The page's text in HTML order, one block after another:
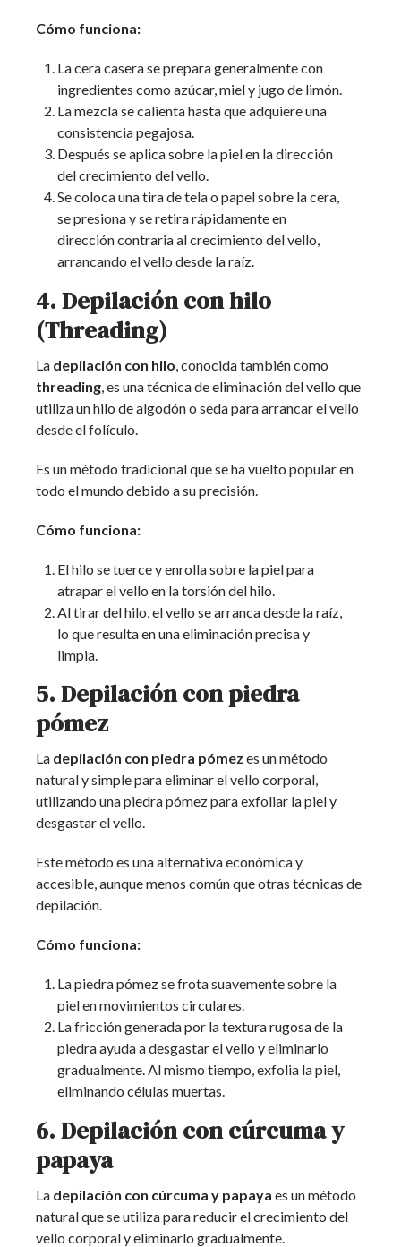
Cómo funciona:
La cera casera se prepara generalmente con
ingredientes como azúcar, miel y jugo de limón.
La mezcla se calienta hasta que adquiere una
consistencia pegajosa.
Después se aplica sobre la piel en la dirección
del crecimiento del vello.
Se coloca una tira de tela o papel sobre la cera,
se presiona y se retira rápidamente en
dirección contraria al crecimiento del vello,
arrancando el vello desde la raíz.
4. Depilación con hilo
(Threading)
La depilación con hilo , conocida también como
threading , es una técnica de eliminación del vello que
utiliza un hilo de algodón o seda para arrancar el vello
desde el folículo.
Es un método tradicional que se ha vuelto popular en
todo el mundo debido a su precisión.
Cómo funciona:
El hilo se tuerce y enrolla sobre la piel para
atrapar el vello en la torsión del hilo.
Al tirar del hilo, el vello se arranca desde la raíz,
lo que resulta en una eliminación precisa y
limpia.
5. Depilación con piedra
pómez
La depilación con piedra pómez es un método
natural y simple para eliminar el vello corporal,
utilizando una piedra pómez para exfoliar la piel y
desgastar el vello.
Este método es una alternativa económica y
accesible, aunque menos común que otras técnicas de
depilación.
Cómo funciona:
La piedra pómez se frota suavemente sobre la
piel en movimientos circulares.
La fricción generada por la textura rugosa de la
piedra ayuda a desgastar el vello y eliminarlo
gradualmente. Al mismo tiempo, exfolia la piel,
eliminando células muertas.
6. Depilación con cúrcuma y
papaya
La depilación con cúrcuma y papaya es un método
natural que se utiliza para reducir el crecimiento del
vello corporal y eliminarlo gradualmente.